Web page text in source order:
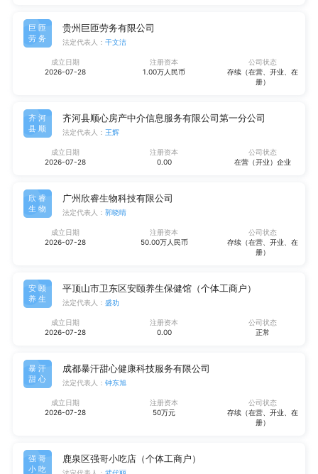
巨匝
劳务
贵州巨匝劳务有限公司
法定代表人： 干文洁
成立日期
2026-07-28
注册资本
1.00万人民币
公司状态
存续（在营、开业、在
册）
齐河
县顺
齐河县顺心房产中介信息服务有限公司第一分公司
法定代表人： 王辉
成立日期
2026-07-28
注册资本
0.00
公司状态
在营（开业）企业
欣睿
生物
广州欣睿生物科技有限公司
法定代表人： 郭晓晴
成立日期
2026-07-28
注册资本
50.00万人民币
公司状态
存续（在营、开业、在
册）
安颐
养生
平顶山市卫东区安颐养生保健馆（个体工商户）
法定代表人： 盛劝
成立日期
2026-07-28
注册资本
0.00
公司状态
正常
暴汗
甜心
成都暴汗甜心健康科技服务有限公司
法定代表人： 钟东旭
成立日期
2026-07-28
注册资本
50万元
公司状态
存续（在营、开业、在
册）
强哥
小吃
鹿泉区强哥小吃店（个体工商户）